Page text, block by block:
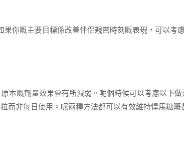
你嘅主要目標係改善伴侶親密時刻嘅表現，可以考
本嘅劑量效果會有所減弱。呢個時候可以考慮以下做
而非每日使用。呢兩種方法都可以有效維持悍馬糖嘅